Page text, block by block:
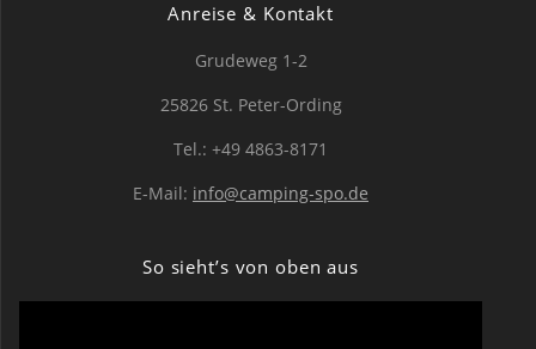
Anreise & Kontakt
Grudeweg 1-2
25826 St. Peter-Ording
Tel.: +49 4863-8171
E-Mail: info@camping-spo.de
So sieht’s von oben aus